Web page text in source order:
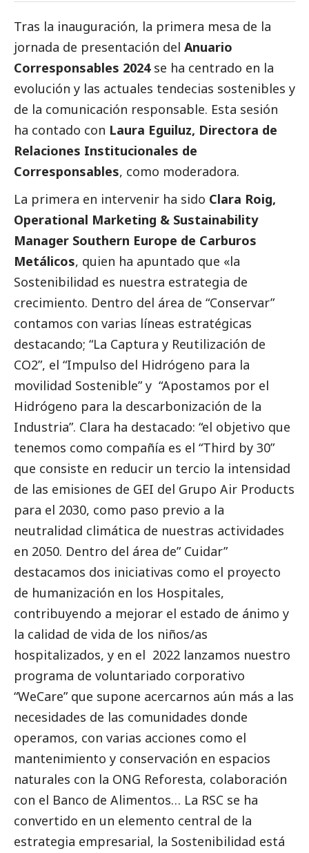
Tras la inauguración, la primera mesa de la
jornada de presentación del Anuario
Corresponsables 2024se ha centrado en la
evolución y las actuales tendecias sostenibles y
de la comunicación responsable. Esta sesión
ha contado con Laura Eguiluz, Directora de
Relaciones Institucionales de
Corresponsables, como moderadora.
La primera en intervenir ha sido Clara Roig,
Operational Marketing & Sustainability
Manager Southern Europe de Carburos
Metálicos, quien ha apuntado que «la
Sostenibilidad es nuestra estrategia de
crecimiento. Dentro del área de “Conservar”
contamos con varias líneas estratégicas
destacando; “La Captura y Reutilización de
CO2”, el “Impulso del Hidrógeno para la
movilidad Sostenible” y “Apostamos por el
Hidrógeno para la descarbonización de la
Industria”. Clara ha destacado: “el objetivo que
tenemos como compañía es el “Third by 30”
que consiste en reducir un tercio la intensidad
de las emisiones de GEI del Grupo Air Products
para el 2030, como paso previo a la
neutralidad climática de nuestras actividades
en 2050. Dentro del área de” Cuidar”
destacamos dos iniciativas como el proyecto
de humanización en los Hospitales,
contribuyendo a mejorar el estado de ánimo y
la calidad de vida de los niños/as
hospitalizados, y en el 2022 lanzamos nuestro
programa de voluntariado corporativo
“WeCare” que supone acercarnos aún más a las
necesidades de las comunidades donde
operamos, con varias acciones como el
mantenimiento y conservación en espacios
naturales con la ONG Reforesta, colaboración
con el Banco de Alimentos… La RSC se ha
convertido en un elemento central de la
estrategia empresarial, la Sostenibilidad está